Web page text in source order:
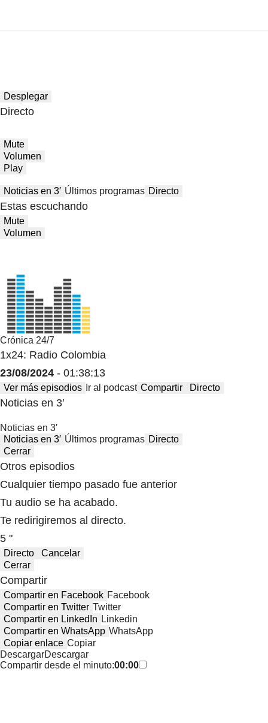
Desplegar
Directo
Mute
Volumen
Play
Noticias en 3′ Últimos programas Directo
Estas escuchando
Mute
Volumen
Crónica 24/7
1x24: Radio Colombia
23/08/2024 - 01:38:13
Ver más episodios Ir al podcast Compartir Directo
Noticias en 3′
Noticias en 3′
Noticias en 3′ Últimos programas Directo
Cerrar
Otros episodios
Cualquier tiempo pasado fue anterior
Tu audio se ha acabado.
Te redirigiremos al directo.
5 "
Directo
Cancelar
Cerrar
Compartir
Compartir en Facebook Facebook
Compartir en Twitter Twitter
Compartir en LinkedIn Linkedin
Compartir en WhatsApp WhatsApp
Copiar enlace Copiar
DescargarDescargar
Compartir desde el minuto:00:00